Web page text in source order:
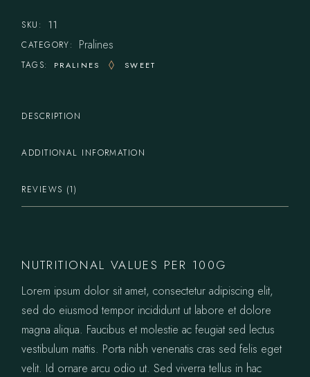
SKU: 11
CATEGORY: Pralines
TAGS: PRALINES SWEET
DESCRIPTION
ADDITIONAL INFORMATION
REVIEWS (1)
NUTRITIONAL VALUES PER 100G
Lorem ipsum dolor sit amet, consectetur adipiscing elit,
sed do eiusmod tempor incididunt ut labore et dolore
magna aliqua. Faucibus et molestie ac feugiat sed lectus
vestibulum mattis. Porta nibh venenatis cras sed felis eget
velit. Id ornare arcu odio ut. Sed viverra tellus in hac